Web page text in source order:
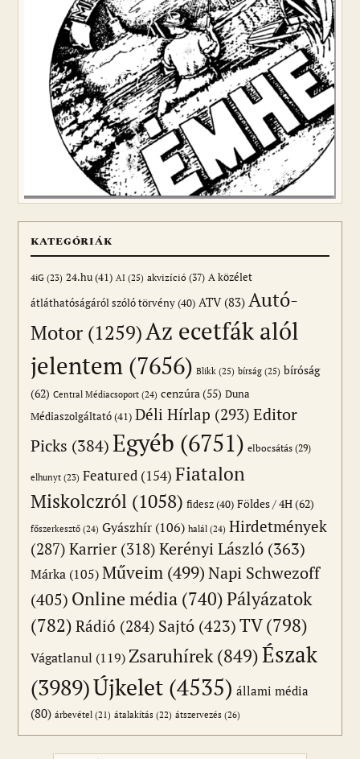
KATEGÓRIÁK
4iG (23) 24.hu(41) AI (25) akvizíció (37) A közélet
átláthatóságáról szóló törvény(40) ATV(83) Autó-
Motor (1259)Az ecetfák alól
jelentem (7656) Blikk (25) bírság (25) bíróság
(62) Central Médiacsoport (24) cenzúra (55) Duna
Médiaszolgáltató(41) Déli Hírlap (293) Editor
Picks (384)Egyéb (6751) elbocsátás (29)
elhunyt (23) Featured (154) Fiatalon
Miskolczról (1058) fidesz(40) Földes / 4H(62)
főszerkesztő (24) Gyászhír (106) halál (24) Hirdetmények
(287) Karrier(318) Kerényi László (363)
Márka (105) Műveim (499)Napi Schwezoff
(405) Online média (740)Pályázatok
(782) Rádió (284) Sajtó (423)TV(798)
Vágatlanul (119) Zsaruhírek (849)Észak
(3989)Újkelet (4535) állami média
(80) árbevétel (21) átalakítás (22) átszervezés (26)